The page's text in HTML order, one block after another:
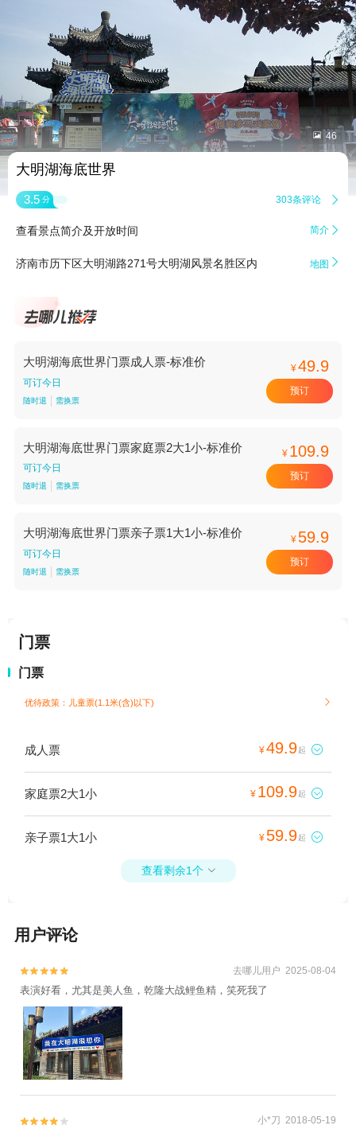
 46
大明湖海底世界
3.5 分 303条评论 
查看景点简介及开放时间 简介 
济南市历下区大明湖路271号大明湖风景名胜区内 地图 
大明湖海底世界门票成人票-标准价
可订今日
随时退 需换票
¥49.9
预订
大明湖海底世界门票家庭票2大1小-标准价
可订今日
随时退 需换票
¥ 109.9
预订
大明湖海底世界门票亲子票1大1小-标准价
可订今日
随时退 需换票
¥ 59.9
预订
门票
门票
优待政策：儿童票(1.1米(含)以下) 
成人票 ¥49.9起 
家庭票2大1小 ¥ 109.9起 
亲子票1大1小 ¥ 59.9起 
查看剩余1个 
用户评论

 去哪儿用户 2025-08-04
表演好看，尤其是美人鱼，乾隆大战鲤鱼精，笑死我了

 小*刀 2018-05-19